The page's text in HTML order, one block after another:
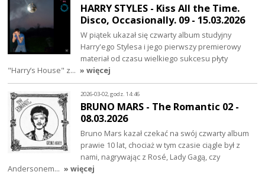
HARRY STYLES - Kiss All the Time.
Disco, Occasionally. 09 - 15.03.2026
W piątek ukazał się czwarty album studyjny
Harry'ego Stylesa i jego pierwszy premierowy
materiał od czasu wielkiego sukcesu płyty
"Harry’s House" z… » więcej
2026-03-02, godz. 14:46
BRUNO MARS - The Romantic 02 -
08.03.2026
Bruno Mars kazał czekać na swój czwarty album
prawie 10 lat, chociaż w tym czasie ciągle był z
nami, nagrywając z Rosé, Lady Gagą, czy
Andersonem… » więcej